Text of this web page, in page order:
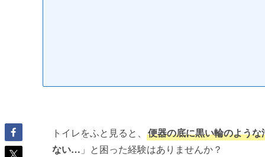
トイレをふと見ると、 便器の底に黒い輪のような
ない… 」と困った経験はありませんか？